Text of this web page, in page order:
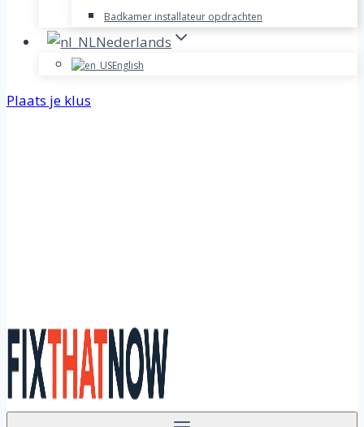
Badkamer installateur opdrachten
Nederlands
English
Plaats je klus